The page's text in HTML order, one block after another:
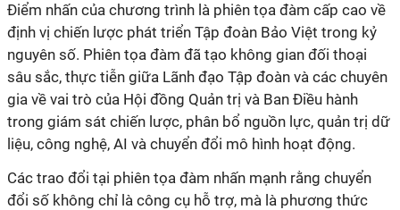
Điểm nhấn của chương trình là phiên tọa đàm cấp cao về
định vị chiến lược phát triển Tập đoàn Bảo Việt trong kỷ
nguyên số. Phiên tọa đàm đã tạo không gian đối thoại
sâu sắc, thực tiễn giữa Lãnh đạo Tập đoàn và các chuyên
gia về vai trò của Hội đồng Quản trị và Ban Điều hành
trong giám sát chiến lược, phân bổ nguồn lực, quản trị dữ
liệu, công nghệ, AI và chuyển đổi mô hình hoạt động.
Các trao đổi tại phiên tọa đàm nhấn mạnh rằng chuyển
đổi số không chỉ là công cụ hỗ trợ, mà là phương thức